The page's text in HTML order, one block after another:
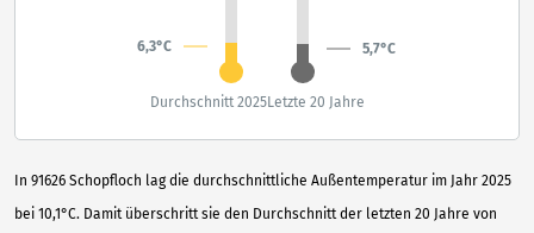
In 91626 Schopfloch lag die durchschnittliche Außentemperatur im Jahr 2025
bei 10,1°C. Damit überschritt sie den Durchschnitt der letzten 20 Jahre von
6,3°C 5,7°C
Durchschnitt 2025Letzte 20 Jahre